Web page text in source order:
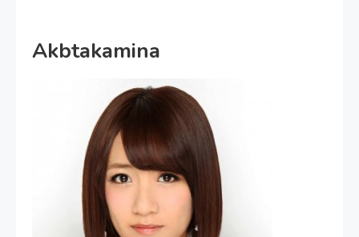
Akbtakamina